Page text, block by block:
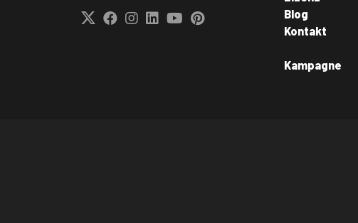
Blog
Kontakt
Kampagne